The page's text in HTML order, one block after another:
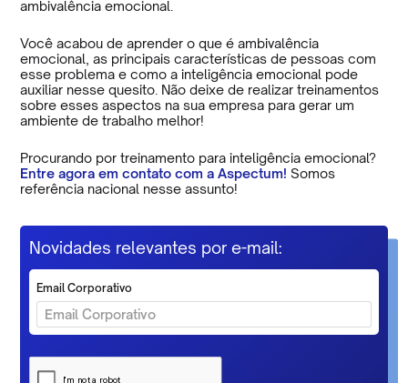
ambivalência emocional.
Você acabou de aprender o que é ambivalência
emocional, as principais características de pessoas com
esse problema e como a inteligência emocional pode
auxiliar nesse quesito. Não deixe de realizar treinamentos
sobre esses aspectos na sua empresa para gerar um
ambiente de trabalho melhor!
Procurando por treinamento para inteligência emocional?
Entre agora em contato com a Aspectum! Somos
referência nacional nesse assunto!
Novidades relevantes por e-mail:
Email Corporativo